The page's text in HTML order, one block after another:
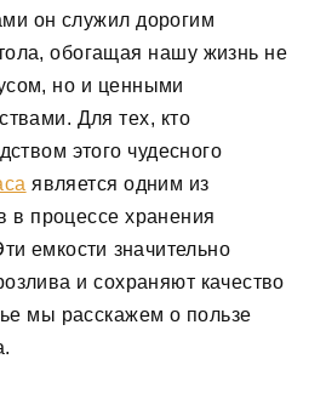
он служил дорогим
обогащая нашу жизнь не
но и ценными
Для тех, кто
этого чудесного
является одним из
в процессе хранения
емкости значительно
и сохраняют качество
мы расскажем о пользе